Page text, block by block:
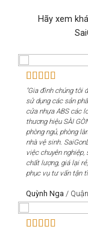
Hãy xem
"Gia đình chúng tôi
sử dụng các sản
cửa nhựa ABS các
thương hiệu SÀI
phòng ngủ, phòng
nhà vệ sinh.
việc chuyên nghiệp,
chất lượng, giá lại
phục vụ tư vấn tận
Quỳnh Nga /